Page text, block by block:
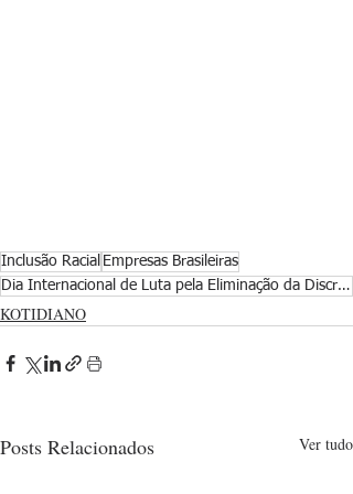
Inclusão Racial Empresas Brasileiras
Dia Internacional de Luta pela Eliminação da Discriminação Racial
KOTIDIANO
Posts Relacionados Ver tudo